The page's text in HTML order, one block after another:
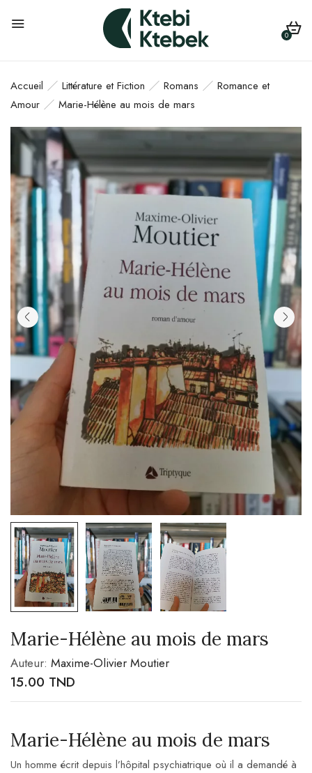
0
Accueil Littérature et Fiction Romans
Romance et
Amour
Marie-Hélène au mois de mars
Marie-Hélène au mois de mars
Auteur: Maxime-Olivier Moutier
15.00 TND
Marie-Hélène au mois de mars
Un homme écrit depuis l’hôpital psychiatrique où il a demandé à